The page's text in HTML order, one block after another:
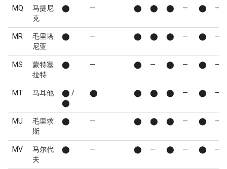
MQ
马提尼
克
⬤ — ⬤ ⬤ ⬤ — ⬤ —
MR
毛里塔
尼亚
⬤ — ⬤ ⬤ ⬤ — ⬤ —
MS
蒙特塞
拉特
⬤ — ⬤ — ⬤ — ⬤ —
MT 马耳他
⬤ /
⬤
⬤ ⬤ ⬤ ⬤ — ⬤ —
MU
毛里求
斯
⬤ — ⬤ ⬤ ⬤ — ⬤ —
MV
马尔代
夫
⬤ — ⬤ — ⬤ — ⬤ —